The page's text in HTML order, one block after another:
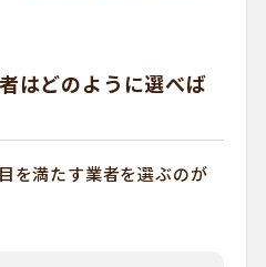
はどのように選べば
を満たす業者を選ぶのが